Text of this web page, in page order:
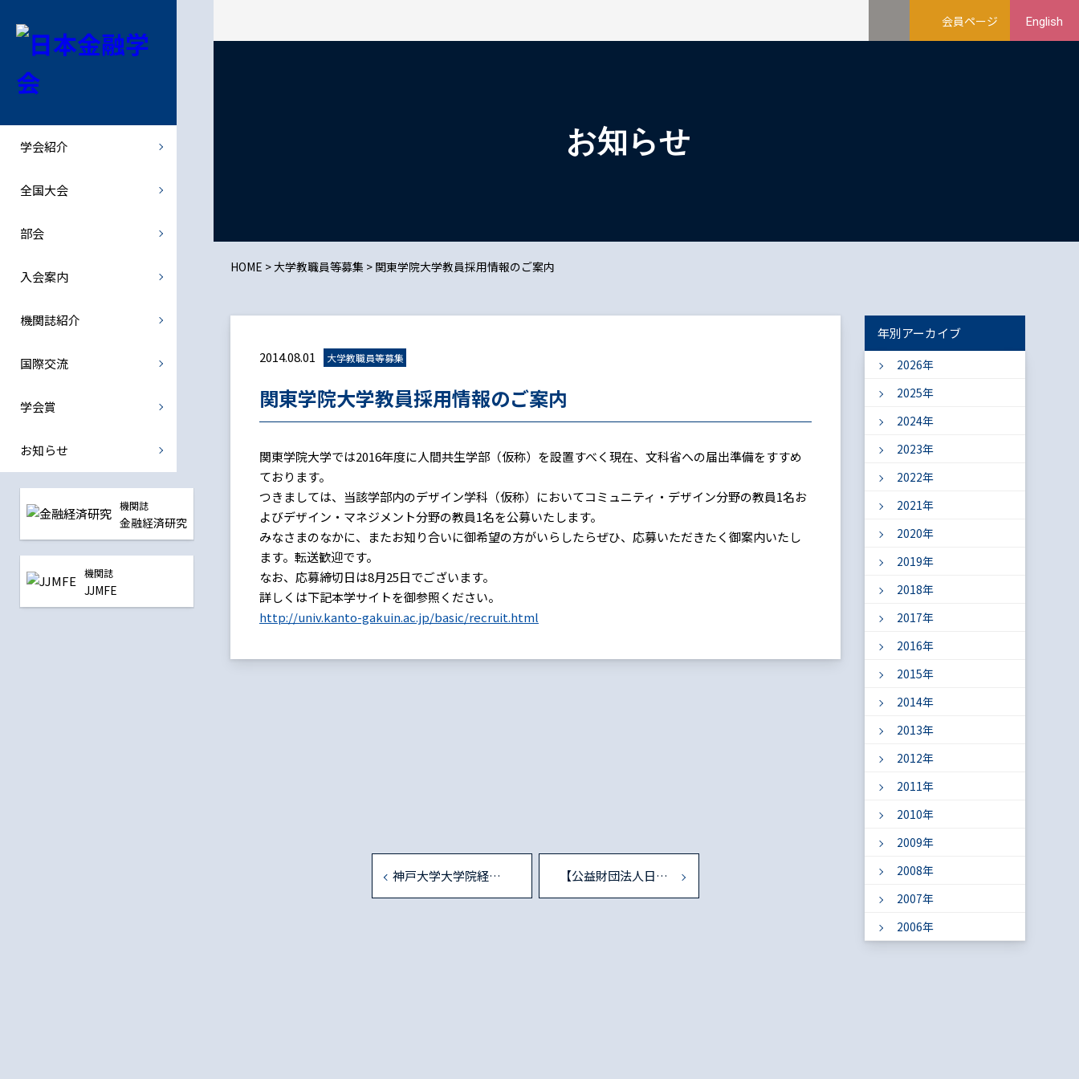
学会紹介
学会紹介
規則の細則
全国大会
全国大会
部会
部会
関西部会
国際金融部会
中央銀行部会
入会案内
機関誌紹介
機関誌紹介
JJMFE
国際交流
学会賞
お知らせ
機関誌
金融経済研究
機関誌
JJMFE
会員ページ English
お知らせ
HOME >大学教職員等募集 > 関東学院大学教員採用情報のご案内
2014.08.01 大学教職員等募集
関東学院大学教員採用情報のご案内
関東学院大学では2016年度に人間共生学部（仮称）を設置すべく現在、文科省への届出準備をすすめ
ております。
つきましては、当該学部内のデザイン学科（仮称）においてコミュニティ・デザイン分野の教員1名お
よびデザイン・マネジメント分野の教員1名を公募いたします。
みなさまのなかに、またお知り合いに御希望の方がいらしたらぜひ、応募いただきたく御案内いたし
ます。転送歓迎です。
なお、応募締切日は8月25日でございます。
詳しくは下記本学サイトを御参照ください。
http://univ.kanto-gakuin.ac.jp/basic/recruit.html
神戸大学大学院経済学研究科：准教授（任期なし）または講師（任期付き）の公募（企業金融論・金融経済論） 【公益財団法人日本証券経済研究所】研究員募集のお知らせ
年別アーカイブ
2026年
2025年
2024年
2023年
2022年
2021年
2020年
2019年
2018年
2017年
2016年
2015年
2014年
2013年
2012年
2011年
2010年
2009年
2008年
2007年
2006年